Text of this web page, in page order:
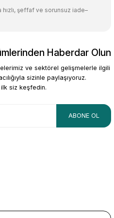
şeffaf ve sorunsuz iade–
Haberdar Olun
ve sektörel gelişmelerle ilgili
sizinle paylaşıyoruz.
siz keşfedin.
ABONE OL